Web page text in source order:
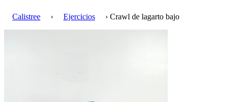
Calistree › Ejercicios › Crawl de lagarto bajo